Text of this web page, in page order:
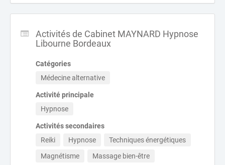
Activités de Cabinet MAYNARD Hypnose
Libourne Bordeaux
Catégories
Médecine alternative
Activité principale
Hypnose
Activités secondaires
Reiki
Hypnose
Techniques énergétiques
Magnétisme
Massage bien-être